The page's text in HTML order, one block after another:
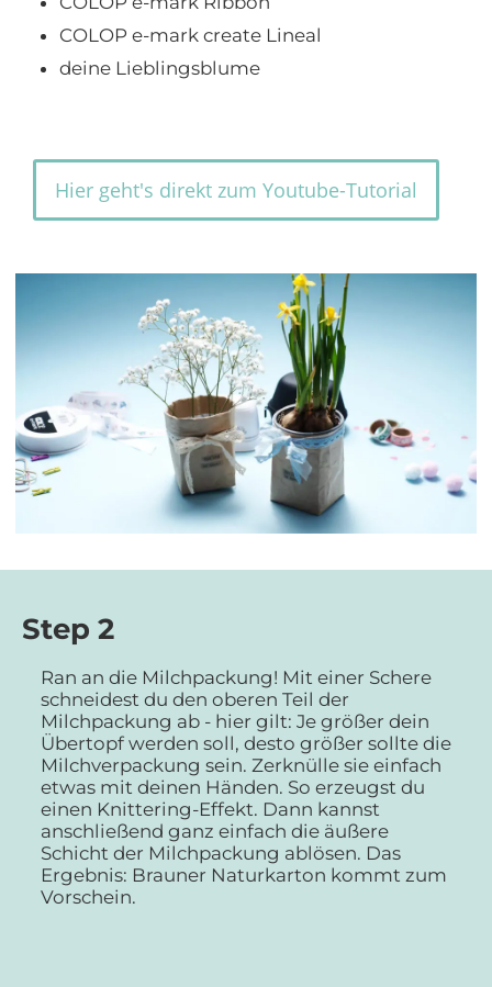
COLOP e-mark create Lineal
deine Lieblingsblume
Hier geht's direkt zum Youtube-Tutorial
Step 2
Ran an die Milchpackung! Mit einer Schere
schneidest du den oberen Teil der
Milchpackung ab - hier gilt: Je größer dein
Übertopf werden soll, desto größer sollte die
Milchverpackung sein. Zerknülle sie einfach
etwas mit deinen Händen. So erzeugst du
einen Knittering-Effekt. Dann kannst
anschließend ganz einfach die äußere
Schicht der Milchpackung ablösen. Das
Ergebnis: Brauner Naturkarton kommt zum
Vorschein.